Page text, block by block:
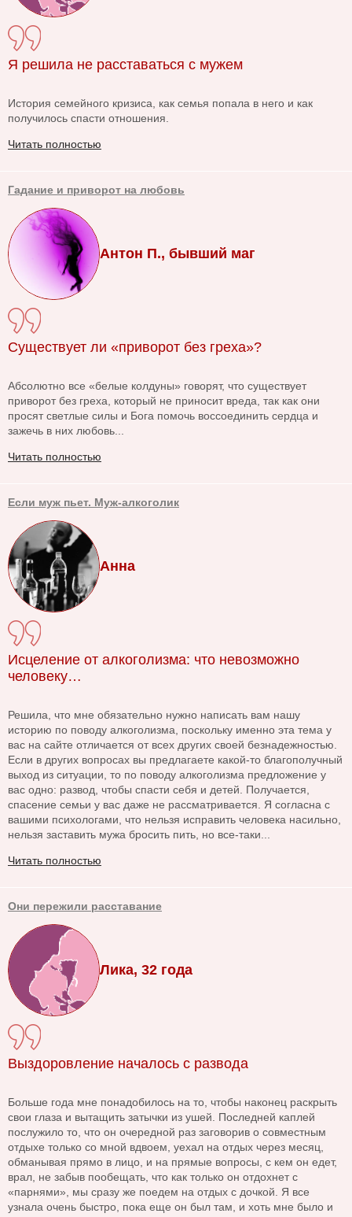
Я решила не расставаться с мужем
История семейного кризиса, как семья попала в него и как
получилось спасти отношения.
Читать полностью
Гадание и приворот на любовь
Антон П., бывший маг
Существует ли «приворот без греха»?
Абсолютно все «белые колдуны» говорят, что существует
приворот без греха, который не приносит вреда, так как они
просят светлые силы и Бога помочь воссоединить сердца и
зажечь в них любовь...
Читать полностью
Если муж пьет. Муж-алкоголик
Анна
Исцеление от алкоголизма: что невозможно
человеку…
Решила, что мне обязательно нужно написать вам нашу
историю по поводу алкоголизма, поскольку именно эта тема у
вас на сайте отличается от всех других своей безнадежностью.
Если в других вопросах вы предлагаете какой-то благополучный
выход из ситуации, то по поводу алкоголизма предложение у
вас одно: развод, чтобы спасти себя и детей. Получается,
спасение семьи у вас даже не рассматривается. Я согласна с
вашими психологами, что нельзя исправить человека насильно,
нельзя заставить мужа бросить пить, но все-таки...
Читать полностью
Они пережили расставание
Лика, 32 года
Выздоровление началось с развода
Больше года мне понадобилось на то, чтобы наконец раскрыть
свои глаза и вытащить затычки из ушей. Последней каплей
послужило то, что он очередной раз заговорив о совместным
отдыхе только со мной вдвоем, уехал на отдых через месяц,
обманывая прямо в лицо, и на прямые вопросы, с кем он едет,
врал, не забыв пообещать, что как только он отдохнет с
«парнями», мы сразу же поедем на отдых с дочкой. Я все
узнала очень быстро, пока еще он был там, и хоть мне было и